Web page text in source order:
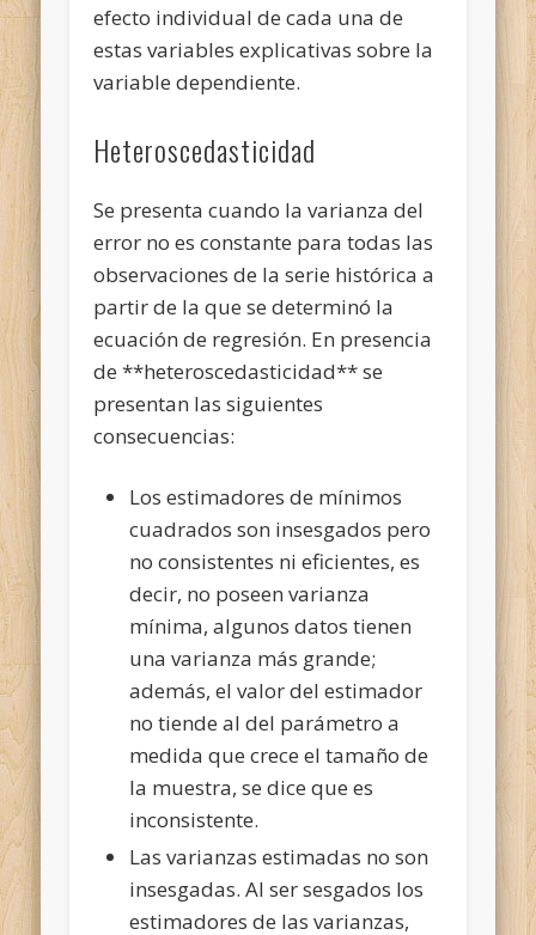
efecto individual de cada una de
estas variables explicativas sobre la
variable dependiente.
Heteroscedasticidad
Se presenta cuando la varianza del
error no es constante para todas las
observaciones de la serie histórica a
partir de la que se determinó la
ecuación de regresión. En presencia
de **heteroscedasticidad** se
presentan las siguientes
consecuencias:
Los estimadores de mínimos
cuadrados son insesgados pero
no consistentes ni eficientes, es
decir, no poseen varianza
mínima, algunos datos tienen
una varianza más grande;
además, el valor del estimador
no tiende al del parámetro a
medida que crece el tamaño de
la muestra, se dice que es
inconsistente.
Las varianzas estimadas no son
insesgadas. Al ser sesgados los
estimadores de las varianzas,